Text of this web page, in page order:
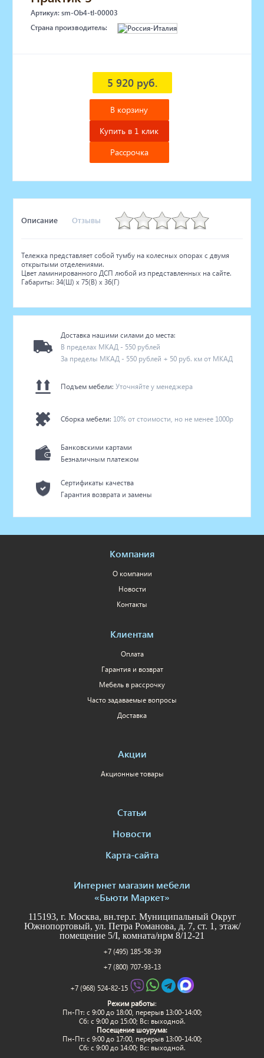
Артикул: sm-Ob4-tl-00003
Страна производитель:
5 920 руб.
В корзину
Купить в 1 клик
Рассрочка
Описание Отзывы
Тележка представляет собой тумбу на колесных опорах с двумя
открытыми отделениями.
Цвет ламинированного ДСП любой из представленных на сайте.
Габариты: 34(Ш) x 75(В) x 36(Г)
Доставка нашими силами до места:
В пределах МКАД - 550 рублей
За пределы МКАД - 550 рублей + 50 руб. км от МКАД
Подъем мебели:Уточняйте у менеджера
Сборка мебели: 10% от стоимости, но не менее 1000р
Банковскими картами
Безналичным платежом
Сертификаты качества
Гарантия возврата и замены
Компания
О компании
Новости
Контакты
Клиентам
Оплата
Гарантия и возврат
Мебель в рассрочку
Часто задаваемые вопросы
Доставка
Акции
Акционные товары
Статьи
Новости
Карта-сайта
Интернет магазин мебели
«Бьюти Маркет»
115193, г. Москва, вн.тер.г. Муниципальный Округ
Южнопортовый, ул. Петра Романова, д. 7, ст. 1, этаж/
помещение 5/I, комната/нрм 8/12-21
+7 (495) 185-58-39
+7 (800) 707-93-13
+7 (968) 524-82-15
Режим работы:
Пн-Пт: c 9:00 до 18:00, перерыв 13:00-14:00;
Сб: с 9:00 до 15:00; Вс: выходной.
Посещение шоурума:
Пн-Пт: c 9:00 до 17:00, перерыв 13:00-14:00;
Сб: с 9:00 до 14:00; Вс: выходной.